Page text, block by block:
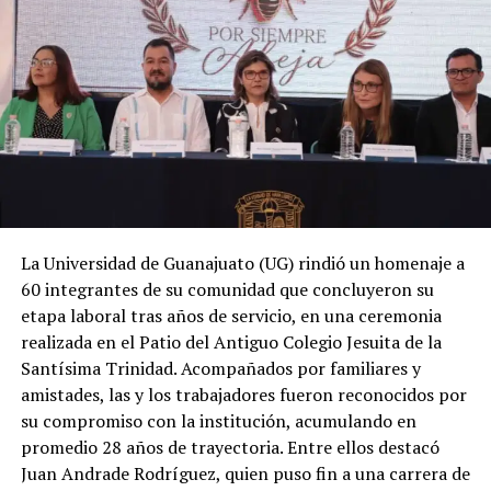
La Universidad de Guanajuato (UG) rindió un homenaje a
60 integrantes de su comunidad que concluyeron su
etapa laboral tras años de servicio, en una ceremonia
realizada en el Patio del Antiguo Colegio Jesuita de la
Santísima Trinidad. Acompañados por familiares y
amistades, las y los trabajadores fueron reconocidos por
su compromiso con la institución, acumulando en
promedio 28 años de trayectoria. Entre ellos destacó
Juan Andrade Rodríguez, quien puso fin a una carrera de